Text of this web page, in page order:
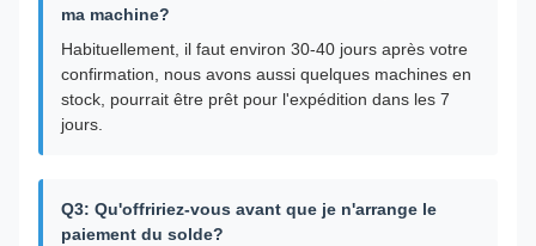
ma machine?
Habituellement, il faut environ 30-40 jours après votre
confirmation, nous avons aussi quelques machines en
stock, pourrait être prêt pour l'expédition dans les 7
jours.
Q3: Qu'offririez-vous avant que je n'arrange le
paiement du solde?